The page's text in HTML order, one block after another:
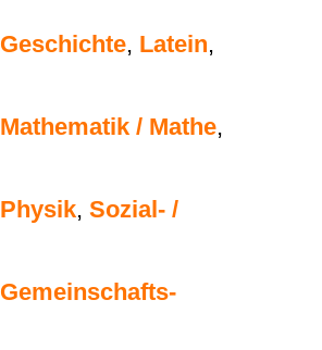
Geschichte, Latein,
Mathematik / Mathe,
Physik, Sozial- /
Gemeinschafts-